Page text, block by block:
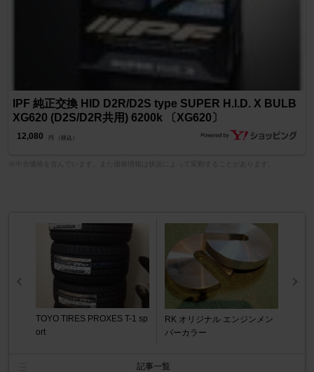
IPF 純正交換 HID D2R/D2S type SUPER H.I.D. X BULB
XG620 (D2S/D2R共用) 6200k 〔XG620〕
12,080 円 （税込）
TOYO TIRES PROXES T-1 sp
ort
RK オリジナル エンジンメン
バーカラー
記事一覧